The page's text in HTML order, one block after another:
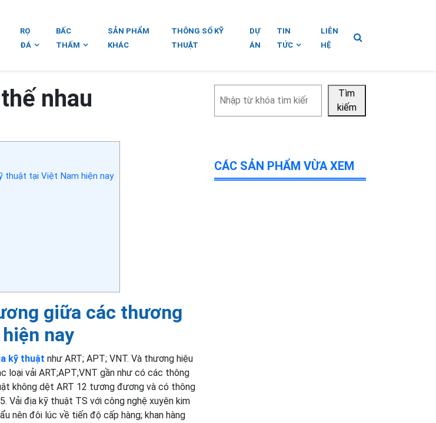
RỌ
ĐÁ
BẤC
THẤM
SẢN PHẨM
KHÁC
THÔNG SỐ KỸ
THUẬT
DỰ
ÁN
TIN
TỨC
LIÊN
HỆ
nhau
thuật tại Việt Nam hiện nay
giữa các thương
nay
kỹ thuật như ART; APT; VNT. Và thương hiệu
loại vải ART;APT;VNT gần như có các thông
không dệt ART 12 tương đương và có thông
Vải địa kỹ thuật TS với công nghệ xuyên kim
nên đôi lúc về tiến độ cấp hàng; khan hàng
kiếm
Tìm
kiếm
CÁC SẢN PHẨM VỪA XEM